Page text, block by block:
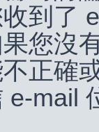
到了
您沒
正確
e-mail